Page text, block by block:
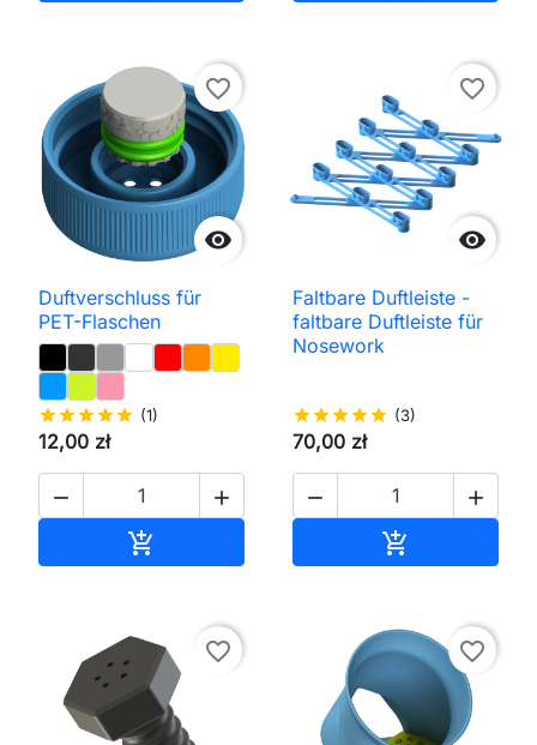

favorite_border
Duftverschluss für
PET-Flaschen
starstarstarstarstar (1)
12,00 zł
 


favorite_border
Faltbare Duftleiste -
faltbare Duftleiste für
Nosework
starstarstarstarstar (3)
70,00 zł
 

favorite_border favorite_border